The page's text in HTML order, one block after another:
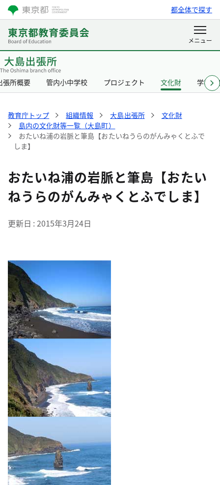
都全体で探す
張所概要 管内小中学校 プロジェクト 文化財 学校給
教育庁トップ 組織情報 大島出張所
文化財
島内の文化財等一覧（大島町）
おたいね浦の岩脈と筆島【おたいねうらのがんみゃくとふで
しま】
おたいね浦の岩脈と筆島【おたい
ねうらのがんみゃくとふでしま】
更新日 2015年3月24日